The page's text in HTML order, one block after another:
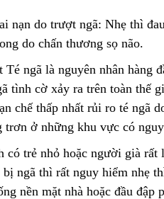
nạn do trượt ngã: Nhẹ thì
do chấn thương sọ não.
Té ngã là nguyên nhân
tình cờ xảy ra trên toàn thế
chế thấp nhất rủi ro té ngã
trơn ở những khu vực có
có trẻ nhỏ hoặc người già rất
ngã thì rất nguy hiểm nhẹ
nền mặt nhà hoặc đầu
hệ
Sản Xuất Hạt
S1567
15